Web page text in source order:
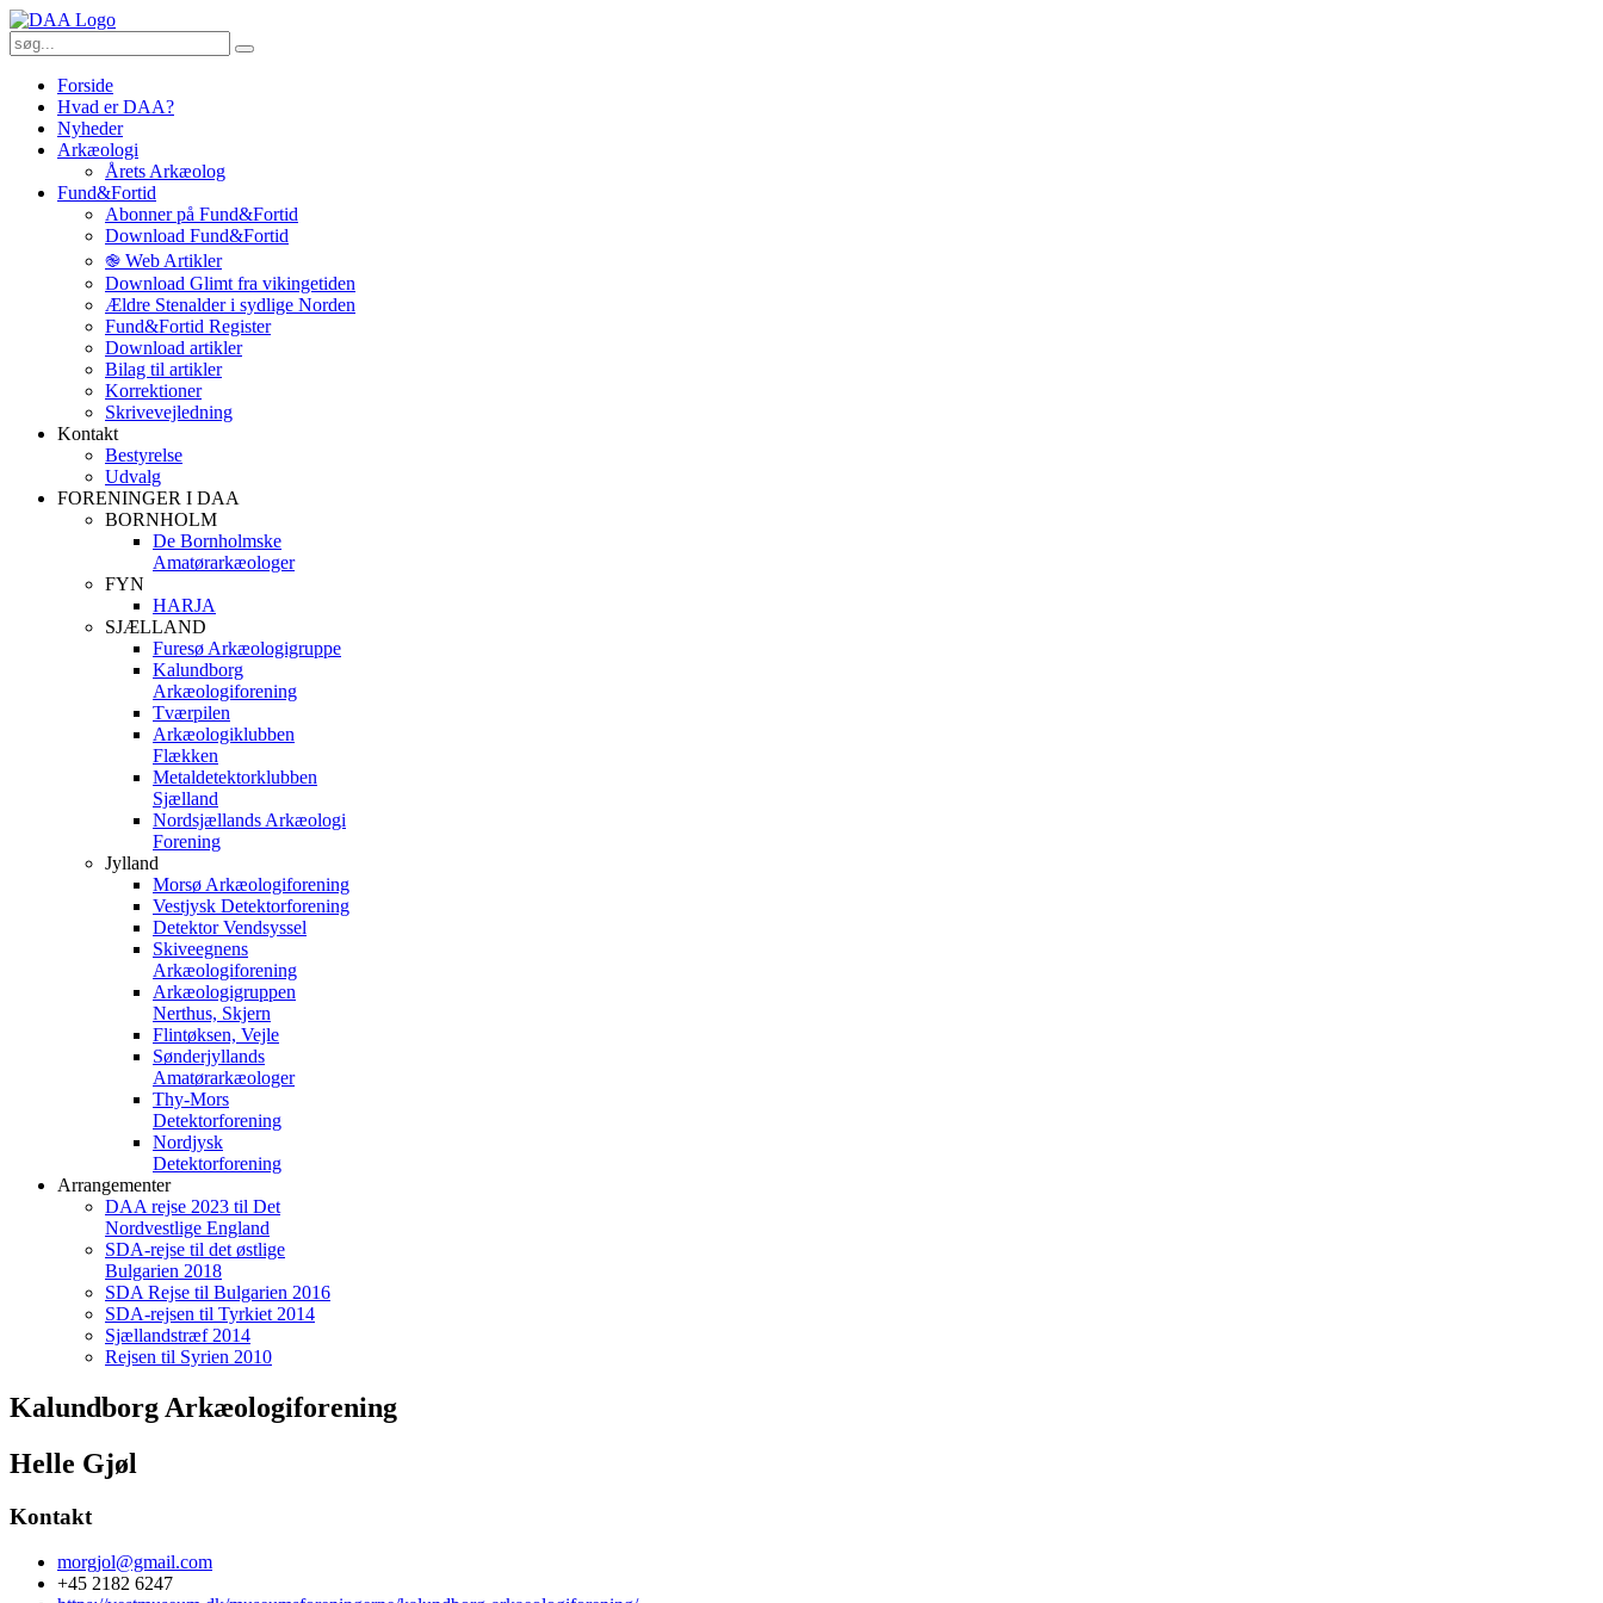
Forside
Hvad er DAA?
Nyheder
Arkæologi
Årets Arkæolog
Fund&Fortid
Abonner på Fund&Fortid
Download Fund&Fortid
֎ Web Artikler
Download Glimt fra vikingetiden
Ældre Stenalder i sydlige Norden
Fund&Fortid Register
Download artikler
Bilag til artikler
Korrektioner
Skrivevejledning
Kontakt
Bestyrelse
Udvalg
FORENINGER I DAA
BORNHOLM
De Bornholmske
Amatørarkæologer
FYN
HARJA
SJÆLLAND
Furesø Arkæologigruppe
Kalundborg
Arkæologiforening
Tværpilen
Arkæologiklubben
Flækken
Metaldetektorklubben
Sjælland
Nordsjællands Arkæologi
Forening
Jylland
Morsø Arkæologiforening
Vestjysk Detektorforening
Detektor Vendsyssel
Skiveegnens
Arkæologiforening
Arkæologigruppen
Nerthus, Skjern
Flintøksen, Vejle
Sønderjyllands
Amatørarkæologer
Thy-Mors
Detektorforening
Nordjysk
Detektorforening
Arrangementer
DAA rejse 2023 til Det
Nordvestlige England
SDA-rejse til det østlige
Bulgarien 2018
SDA Rejse til Bulgarien 2016
SDA-rejsen til Tyrkiet 2014
Sjællandstræf 2014
Rejsen til Syrien 2010
Kalundborg Arkæologiforening
Helle Gjøl
Kontakt
morgjol@gmail.com
+45 2182 6247